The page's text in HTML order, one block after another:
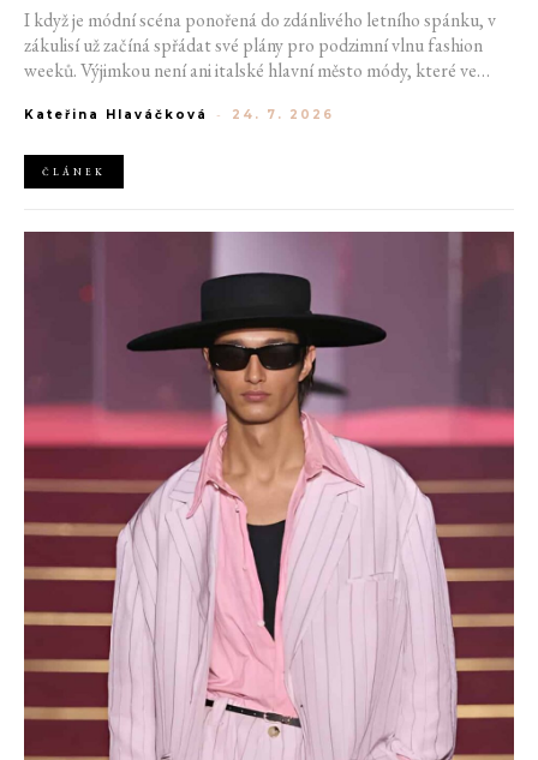
I když je módní scéna ponořená do zdánlivého letního spánku, v
zákulisí už začíná spřádat své plány pro podzimní vlnu fashion
weeků. Výjimkou není ani italské hlavní město módy, které ve
22. do 28. září přivítá tradiční jména, pozornost však zaměří
Moschino.
Kateřina Hlaváčková - 24. 7. 2026
ČLÁNEK